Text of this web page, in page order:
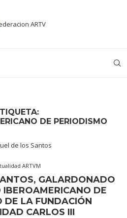
DE PERIODISMO
ARTVM
GALARDONADO
IBEROAMERICANO DE
DE LA FUNDACIÓN
CARLOS III